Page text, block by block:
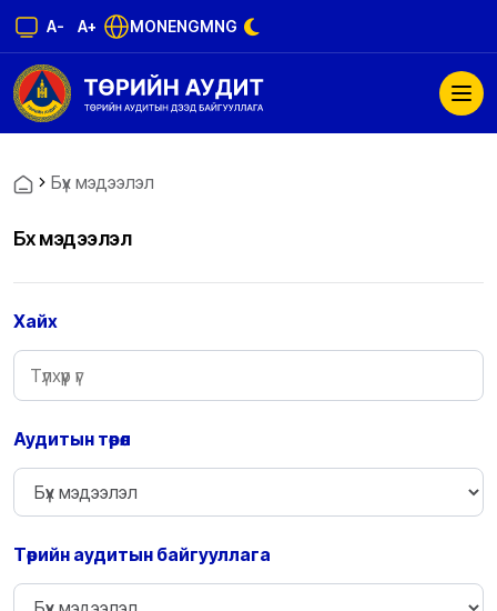
A- A+ MONENGMNG
Бүх мэдээлэл
Бүх мэдээлэл
Хайх
Аудитын төрөл
Төрийн аудитын байгууллага